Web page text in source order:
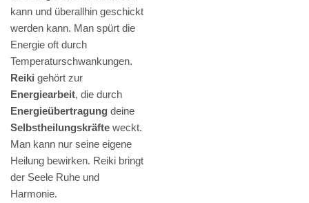
kann und überallhin geschickt
werden kann. Man spürt die
Energie oft durch
Temperaturschwankungen.
Reiki gehört zur
Energiearbeit, die durch
Energieübertragung deine
Selbstheilungskräfte weckt.
Man kann nur seine eigene
Heilung bewirken. Reiki bringt
der Seele Ruhe und
Harmonie.